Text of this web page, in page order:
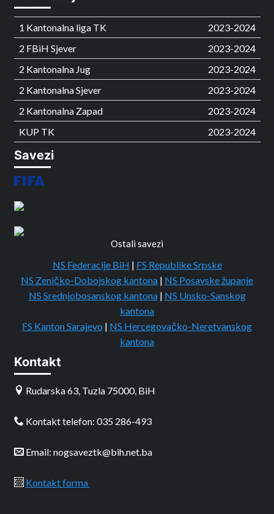
1 Kantonalna liga TK
2023-2024
2 FBiH Sjever
2023-2024
2 Kantonalna Jug
2023-2024
2 Kantonalna Sjever
2023-2024
2 Kantonalna Zapad
2023-2024
KUP TK
2023-2024
Savezi
Ostali savezi
NS Federacije BiH | FS Republike Srpske
NS Zeničko-Dobojskog kantona | NS Posavske županje
NS Srednjobosanskog kantona | NS Unsko-Sanskog
kantona
FS Kanton Sarajevo | NS Hercegovačko-Neretvanskog
kantona
Kontakt
Rudarska 63, Tuzla 75000, BiH
Kontakt telefon: 035 286-493
Email: nogsaveztk@bih.net.ba
Kontakt forma